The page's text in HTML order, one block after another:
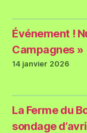
Événement !
Campagnes »
14 janvier 2026
La Ferme du
sondage